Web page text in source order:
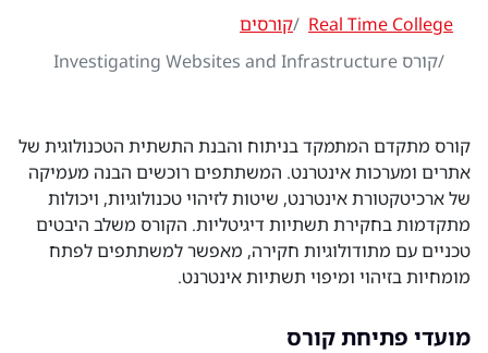
Real Time College
קורסים
קורס Investigating Websites and Infrastructure
קורס מתקדם המתמקד בניתוח והבנת התשתית הטכנולוגית של
אתרים ומערכות אינטרנט. המשתתפים רוכשים הבנה מעמיקה
של ארכיטקטורת אינטרנט, שיטות לזיהוי טכנולוגיות, ויכולות
מתקדמות בחקירת תשתיות דיגיטליות. הקורס משלב היבטים
טכניים עם מתודולוגיות חקירה, מאפשר למשתתפים לפתח
מומחיות בזיהוי ומיפוי תשתיות אינטרנט.
מועדי פתיחת קורס